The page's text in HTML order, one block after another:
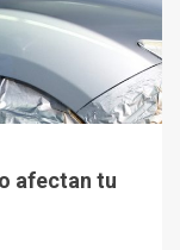
afectan tu